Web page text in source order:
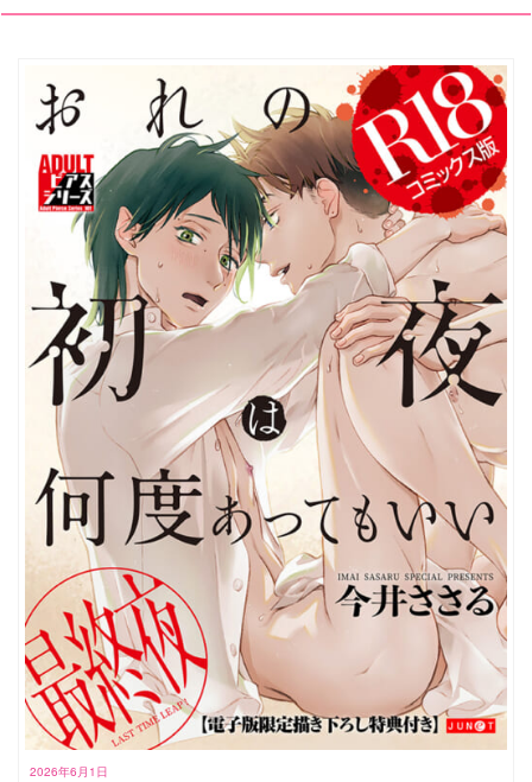
2026年6月1日